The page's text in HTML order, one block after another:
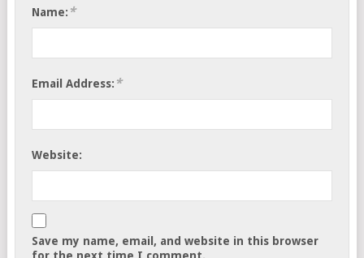
Name: *
Email Address: *
Website:
Save my name, email, and website in this browser
for the next time I comment.